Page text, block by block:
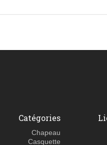
Catégories
Chapeau
Casquette